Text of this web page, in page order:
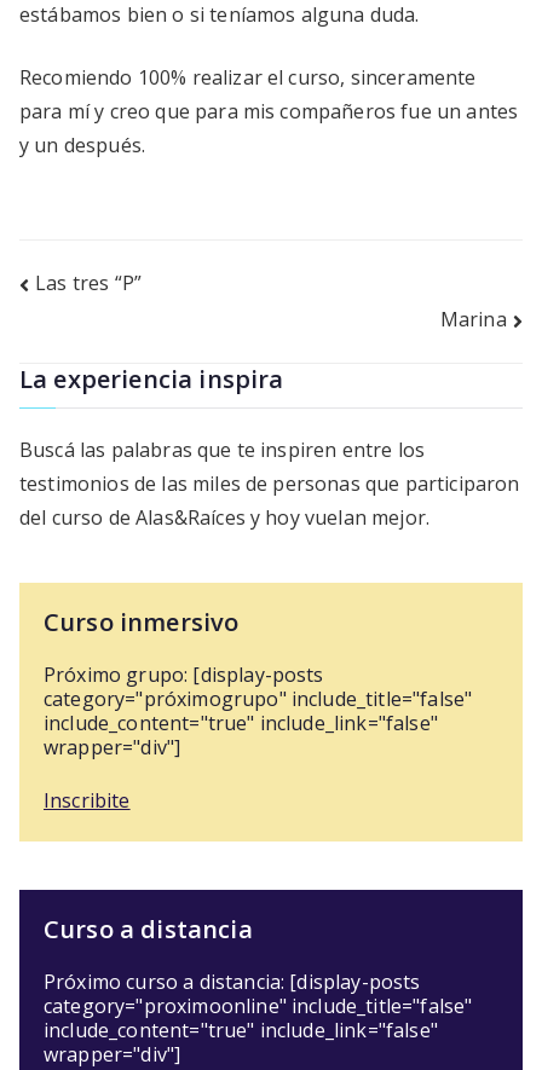
estábamos bien o si teníamos alguna duda.
Recomiendo 100% realizar el curso, sinceramente
para mí y creo que para mis compañeros fue un antes
y un después.
Navegación
entradas
Las tres “P”
Marina
La experiencia inspira
Buscá las palabras que te inspiren entre los
testimonios de las miles de personas que participaron
del curso de Alas&Raíces y hoy vuelan mejor.
Curso inmersivo
Próximo grupo: [display-posts
category="próximogrupo" include_title="false"
include_content="true" include_link="false"
wrapper="div"]
Inscribite
Curso a distancia
Próximo curso a distancia: [display-posts
category="proximoonline" include_title="false"
include_content="true" include_link="false"
wrapper="div"]